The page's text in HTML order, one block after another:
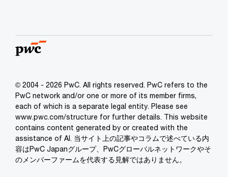
© 2004 - 2026 PwC. All rights reserved. PwC refers to the
PwC network and/or one or more of its member firms,
each of which is a separate legal entity. Please see
www.pwc.com/structure for further details. This website
contains content generated by or created with the
assistance of AI. 当サイト上の記事やコラムで述べている内
容はPwC Japanグループ、PwCグローバルネットワークやそ
のメンバーファームを代表する見解ではありません。